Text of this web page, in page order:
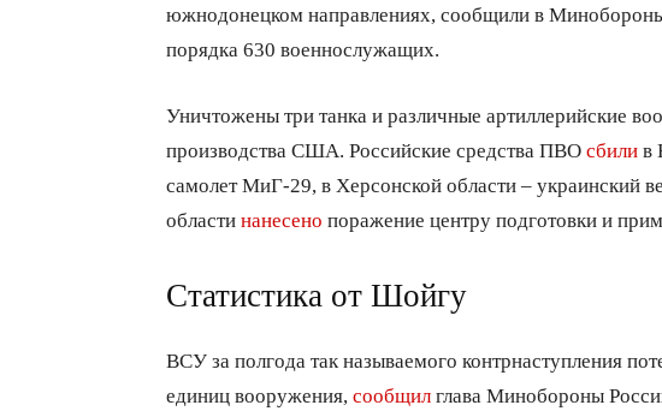
южнодонецком направлениях, сообщили в
порядка 630 военнослужащих.
Уничтожены три танка и различные артиллерийские
производства США. Российские средства ПВО сбили в
самолет МиГ-29, в Херсонской области – украинский
области нанесено поражение центру подготовки и
Статистика от Шойгу
ВСУ за полгода так называемого контрнаступления
единиц вооружения, сообщил глава Минобороны